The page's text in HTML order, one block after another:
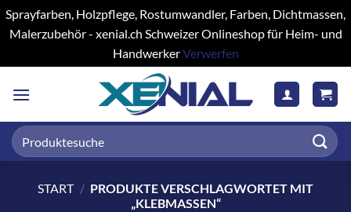
Sprayfarben, Holzpflege, Rostumwandler, Farben, Dichtmassen,
Malerzubehör - xenial.ch Schweizer Onlineshop für Heim- und
HandwerkerVerwerfen
Inhalt
Suchen
nach:
START / PRODUKTE VERSCHLAGWORTET MIT
„KLEBMASSEN“